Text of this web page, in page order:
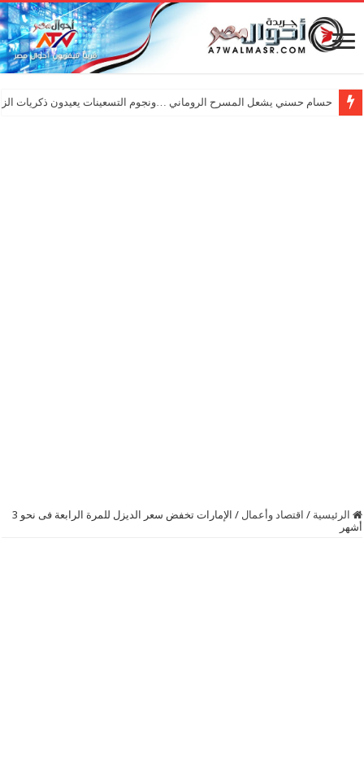
حسام حسني يشعل المسرح الروماني …ونجوم التسعينات يعيدون ذكريات
الرئيسية / اقتصاد وأعمال /
الإمارات‬ تخفض سعر الديزل للمرة الرابعة فى نحو 3
أشهر